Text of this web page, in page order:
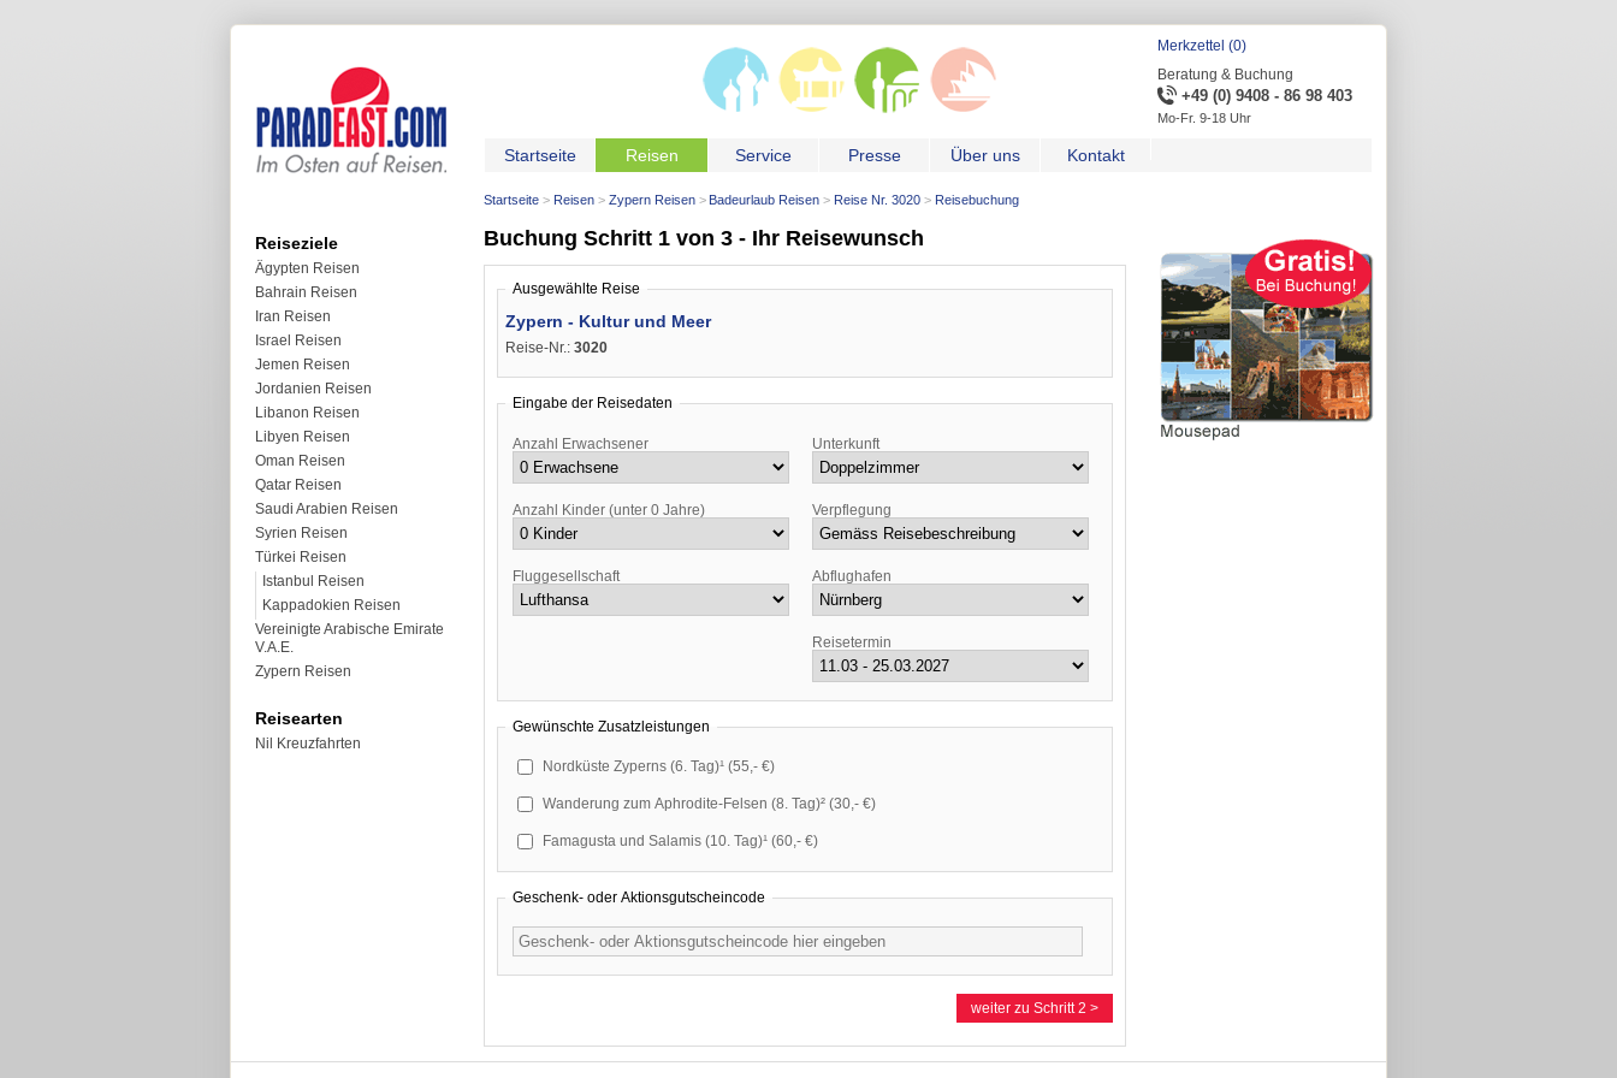
Merkzettel (0)
Beratung & Buchung
+49 (0) 9408 - 86 98 403
Mo-Fr. 9-18 Uhr
Startseite Reisen Service Presse Über uns Kontakt
Startseite Reisen Zypern Reisen Badeurlaub Reisen Reise Nr. 3020 Reisebuchung
Buchung Schritt 1 von 3 - Ihr Reisewunsch
Ausgewählte Reise
Zypern - Kultur und Meer
Reise-Nr.: 3020
Eingabe der Reisedaten
Anzahl Erwachsener
Anzahl Kinder (unter 0 Jahre)
Fluggesellschaft
Unterkunft
Verpflegung
Abflughafen
Reisetermin
Gewünschte Zusatzleistungen
Nordküste Zyperns (6. Tag)¹ (55,- €)
Wanderung zum Aphrodite-Felsen (8. Tag)² (30,- €)
Famagusta und Salamis (10. Tag)¹ (60,- €)
Geschenk- oder Aktionsgutscheincode
Reiseziele
Ägypten Reisen
Bahrain Reisen
Iran Reisen
Israel Reisen
Jemen Reisen
Jordanien Reisen
Libanon Reisen
Libyen Reisen
Oman Reisen
Qatar Reisen
Saudi Arabien Reisen
Syrien Reisen
Türkei Reisen
Istanbul Reisen
Kappadokien Reisen
Vereinigte Arabische Emirate
V.A.E.
Zypern Reisen
Reisearten
Nil Kreuzfahrten